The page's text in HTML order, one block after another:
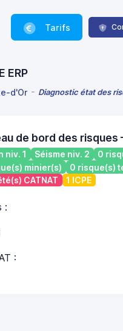
Tarifs
ERP
d'Or Diagnostic état des
de bord des risques
niv. 1 Séisme niv. 2
0
minier(s)
0 risque(s)
CATNAT
1 ICPE
:
: